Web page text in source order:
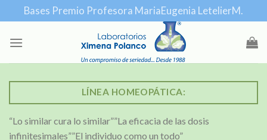
to
content
Bases Premio Profesora MariaEugenia LetelierM.
LÍNEA HOMEOPÁTICA:
“Lo similar cura lo similar””La eficacia de las dosis
infinitesimales””El individuo como un todo”